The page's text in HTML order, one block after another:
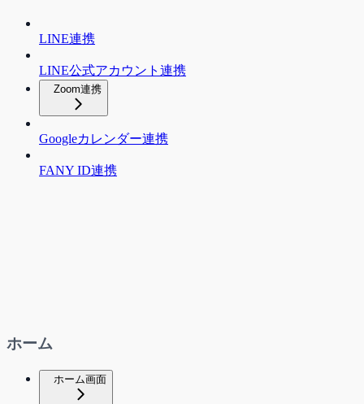
LINE連携
LINE公式アカウント連携
Zoom連携
Googleカレンダー連携
FANY ID連携
ホーム
ホーム画面